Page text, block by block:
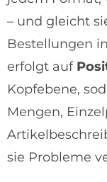
– und gleicht
Bestellungen
erfolgt auf
Kopfebene,
Mengen,
sie Probleme